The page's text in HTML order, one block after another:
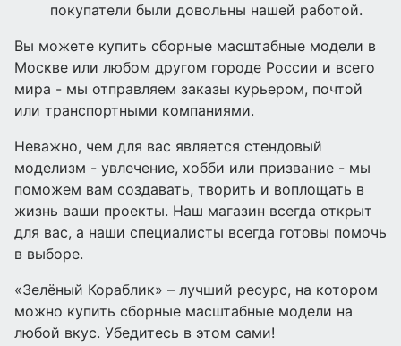
покупатели были довольны нашей работой.
Вы можете купить сборные масштабные модели в
Москве или любом другом городе России и всего
мира - мы отправляем заказы курьером, почтой
или транспортными компаниями.
Неважно, чем для вас является стендовый
моделизм - увлечение, хобби или призвание - мы
поможем вам создавать, творить и воплощать в
жизнь ваши проекты. Наш магазин всегда открыт
для вас, а наши специалисты всегда готовы помочь
в выборе.
«Зелёный Кораблик» – лучший ресурс, на котором
можно купить сборные масштабные модели на
любой вкус. Убедитесь в этом сами!